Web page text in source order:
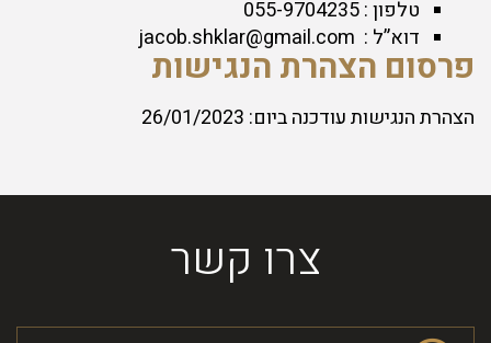
טלפון : 055-9704235
דוא”ל : jacob.shklar@gmail.com
פרסום הצהרת הנגישות
הצהרת הנגישות עודכנה ביום: 26/01/2023
צרו קשר